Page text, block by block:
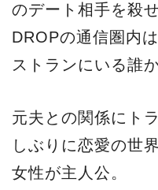
のデート相手を殺
DROPの通信圏内
ストランにいる誰
元夫との関係にト
しぶりに恋愛の世
女性が主人公。